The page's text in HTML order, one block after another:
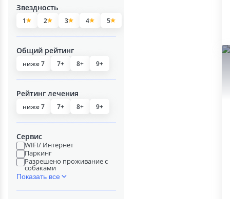
Звездность
1 2 3 4 5
Общий рейтинг
ниже 7 7+ 8+ 9+
Рейтинг лечения
ниже 7 7+ 8+ 9+
Сервис
WIFI/ Интернет
Паркинг
Разрешено проживание с
собаками
Показать все